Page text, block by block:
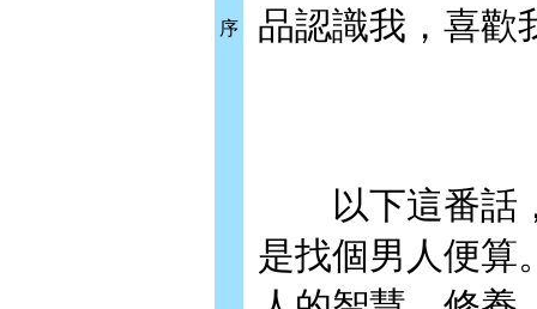
序
品認識我，喜歡
以下這番話，
是找個男人便算